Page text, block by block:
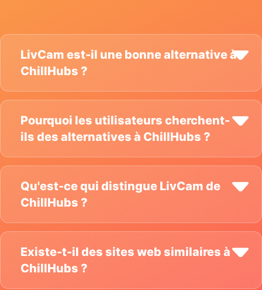
LivCam est-il une bonne alternative à
ChillHubs ?
Pourquoi les utilisateurs cherchent-
ils des alternatives à ChillHubs ?
Qu'est-ce qui distingue LivCam de
ChillHubs ?
Existe-t-il des sites web similaires à
ChillHubs ?